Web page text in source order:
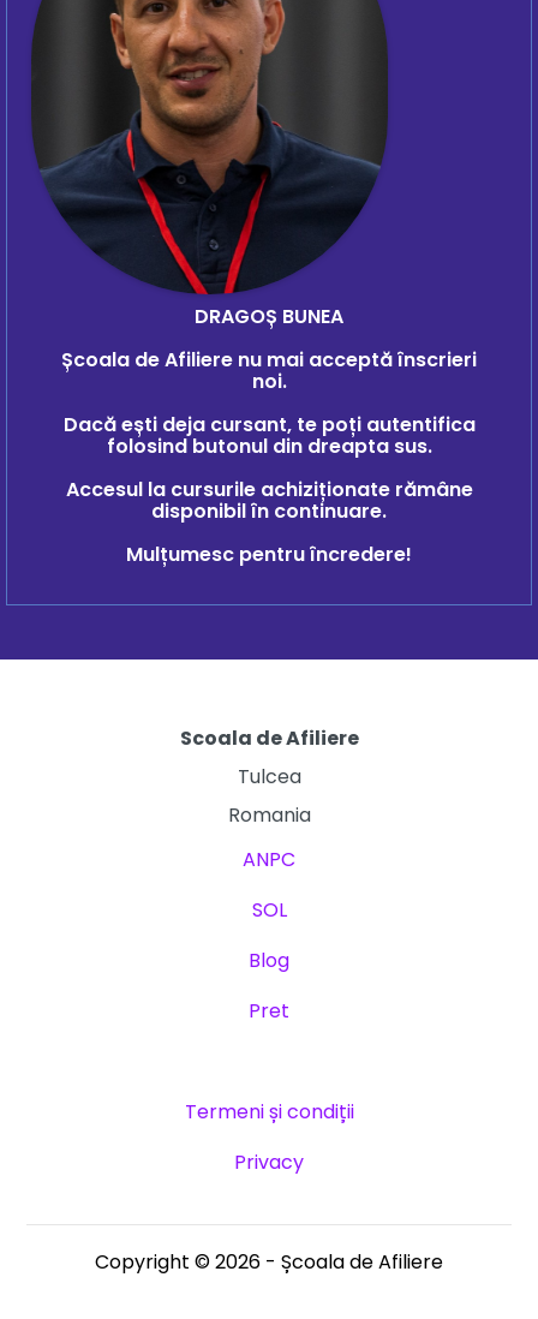
DRAGOȘ BUNEA
Școala de Afiliere nu mai acceptă înscrieri
noi.
Dacă ești deja cursant, te poți autentifica
folosind butonul din dreapta sus.
Accesul la cursurile achiziționate rămâne
disponibil în continuare.
Mulțumesc pentru încredere!
Scoala de Afiliere
Tulcea
Romania
ANPC
SOL
Blog
Pret
Termeni și condiții
Privacy
Copyright © 2026 - Școala de Afiliere